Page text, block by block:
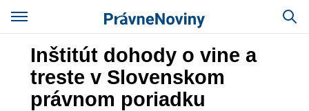
Inštitút dohody o vine a
treste v Slovenskom
právnom poriadku